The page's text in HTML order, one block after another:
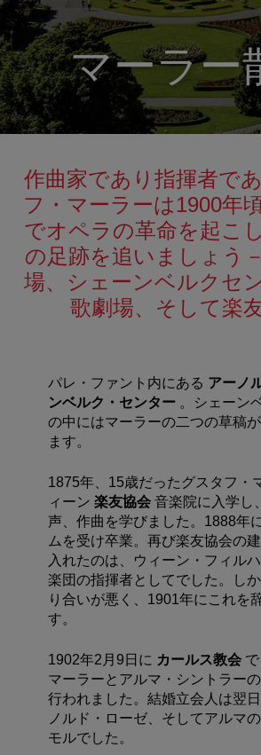
マーラー
作曲家であり指揮者で
フ・マーラーは1900年
でオペラの革命を起こ
の足跡を追いましょう
場、シェーンベルクセ
歌劇場、そして楽友
パレ・ファント内にある アーノ
ンベルク・センター 。シェーン
の中にはマーラーの二つの草稿
ます。
1875年、15歳だったグスタフ・
ィーン 楽友協会 音楽院に入学し
声、作曲を学びました。1888年
ムを受け卒業。再び楽友協会の
入れたのは、ウィーン・フィル
楽団の指揮者としてでした。し
り合いが悪く、1901年にこれを
す。
1902年2月9日に カールス教会
マーラーとアルマ・シントラー
行われました。結婚立会人は翌
ノルド・ローゼ、そしてアルマ
モルでした。